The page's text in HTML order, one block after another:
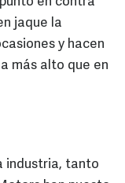
jaque la
y hacen
más alto que en
industria, tanto